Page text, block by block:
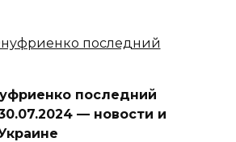
последний
— новости и